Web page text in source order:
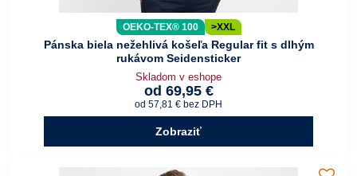
OEKO-TEX® 100 >XXL
Pánska biela nežehlivá košeľa Regular fit s dlhým
rukávom Seidensticker
Skladom v eshope
od 69,95 €
od 57,81 € bez DPH
Zobraziť